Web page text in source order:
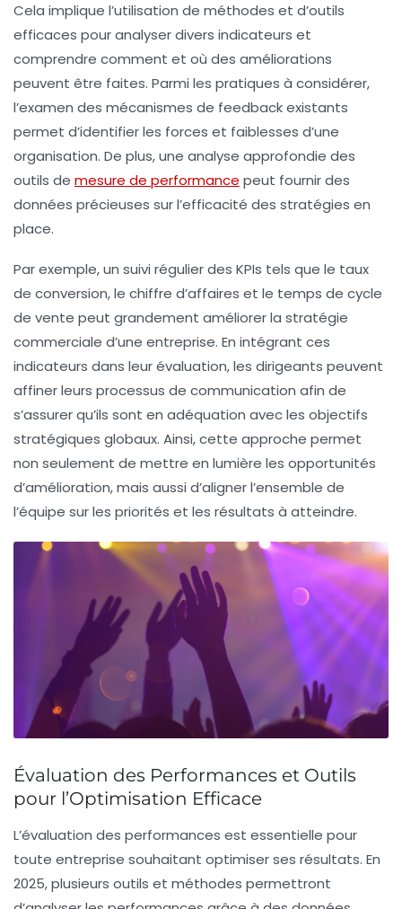
Cela implique l’utilisation de méthodes et d’outils
efficaces pour analyser divers indicateurs et
comprendre comment et où des améliorations
peuvent être faites. Parmi les pratiques à considérer,
l’examen des mécanismes de feedbackexistants
permet d’identifier les forces et faiblesses d’une
organisation. De plus, une analyse approfondie des
outils de mesure de performance peut fournir des
données précieuses sur l’efficacité des stratégies en
place.
Par exemple, un suivi régulier des KPIs tels que le taux
de conversion, le chiffre d’affaires et le temps de cycle
de vente peut grandement améliorer la stratégie
commerciale d’une entreprise. En intégrant ces
indicateurs dans leur évaluation, les dirigeants peuvent
affiner leurs processus de communication afin de
s’assurer qu’ils sont en adéquation avec les objectifs
stratégiques globaux. Ainsi, cette approche permet
non seulement de mettre en lumière les opportunités
d’amélioration, mais aussi d’aligner l’ensemble de
l’équipe sur les priorités et les résultats à atteindre.
Évaluation des Performances et Outils
pour l’Optimisation Efficace
L’évaluation des performances est essentielle pour
toute entreprise souhaitant optimiserses résultats. En
2025, plusieurs outils et méthodes permettront